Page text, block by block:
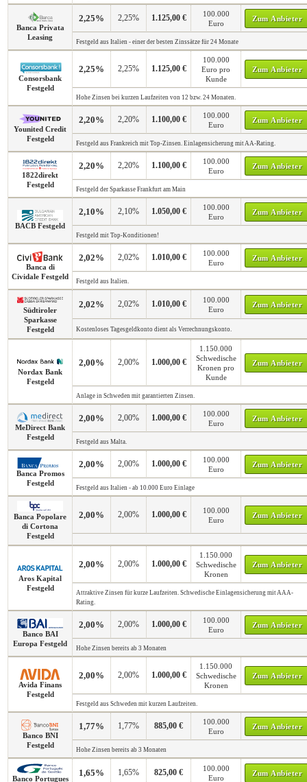
Banca Privata
Leasing
2,25% 2,25% 1.125,00 €
100.000
Euro
Zum Anbieter
Festgeld aus Italien - einer der besten Zinssätze für 24 Monate
Consorsbank
Festgeld
2,25% 2,25% 1.125,00 €
100.000
Euro pro
Kunde
Zum Anbieter
Hohe Zinsen bei kurzen Laufzeiten von 12 bzw. 24 Monaten.
Younited Credit
Festgeld
2,20% 2,20% 1.100,00 €
100.000
Euro
Zum Anbieter
Festgeld aus Frankreich mit Top-Zinsen. Einlagensicherung mit AA-Rating.
1822direkt
Festgeld
2,20% 2,20% 1.100,00 €
100.000
Euro
Zum Anbieter
Festgeld der Sparkasse Frankfurt am Main
BACB Festgeld
2,10% 2,10% 1.050,00 €
100.000
Euro
Zum Anbieter
Festgeld mit Top-Konditionen!
Banca di
Cividale Festgeld
2,02% 2,02% 1.010,00 €
100.000
Euro
Zum Anbieter
Festgeld aus Italien.
Südtiroler
Sparkasse
Festgeld
2,02% 2,02% 1.010,00 €
100.000
Euro
Zum Anbieter
Kostenloses Tagesgeldkonto dient als Verrechnungskonto.
Nordax Bank
Festgeld
2,00% 2,00% 1.000,00 €
1.150.000
Schwedische
Kronen pro
Kunde
Zum Anbieter
Anlage in Schweden mit garantierten Zinsen.
MeDirect Bank
Festgeld
2,00% 2,00% 1.000,00 €
100.000
Euro
Zum Anbieter
Festgeld aus Malta.
Banca Promos
Festgeld
2,00% 2,00% 1.000,00 €
100.000
Euro
Zum Anbieter
Festgeld aus Italien - ab 10.000 Euro Einlage
Banca Popolare
di Cortona
Festgeld
2,00% 2,00% 1.000,00 €
100.000
Euro
Zum Anbieter
Aros Kapital
Festgeld
2,00% 2,00% 1.000,00 €
1.150.000
Schwedische
Kronen
Zum Anbieter
Attraktive Zinsen für kurze Laufzeiten. Schwedische Einlagensicherung mit AAA-
Rating.
Banco BAI
Europa Festgeld
2,00% 2,00% 1.000,00 €
100.000
Euro
Zum Anbieter
Hohe Zinsen bereits ab 3 Monaten
Avida Finans
Festgeld
2,00% 2,00% 1.000,00 €
1.150.000
Schwedische
Kronen
Zum Anbieter
Festgeld aus Schweden mit kurzen Laufzeiten.
Banco BNI
Festgeld
1,77% 1,77% 885,00 €
100.000
Euro
Zum Anbieter
Hohe Zinsen bereits ab 3 Monaten
Banco Portugues
1,65% 1,65% 825,00 €
100.000
Euro
Zum Anbieter